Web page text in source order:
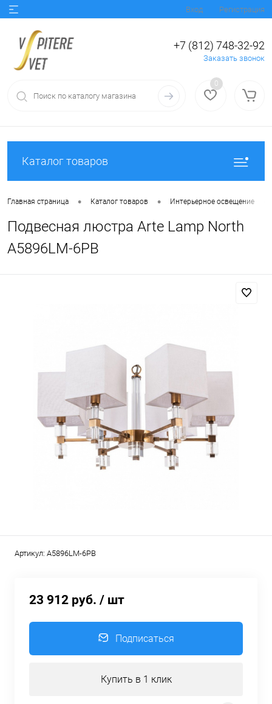
Вход Регистрация
+7 (812) 748-32-92
Заказать звонок
0
Каталог товаров
Главная страница • Каталог товаров • Интерьерное освещение
Подвесная люстра Arte Lamp North
A5896LM-6PB
Артикул: A5896LM-6PB
23 912 руб. / шт
Подписаться
Купить в 1 клик